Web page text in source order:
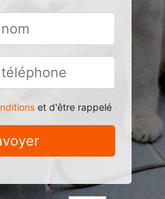
et d'être rappelé